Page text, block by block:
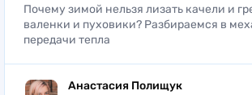
Почему зимой нельзя лизать качели и
валенки и пуховики? Разбираемся в
передачи тепла
Анастасия Полищук